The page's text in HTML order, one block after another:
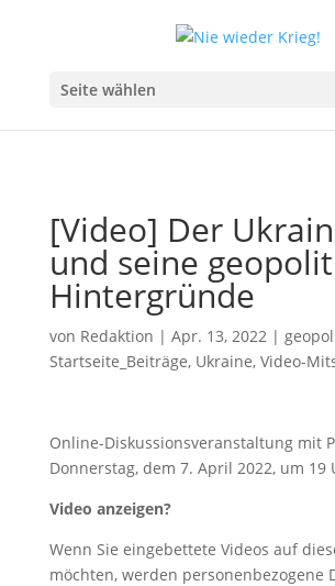
Seite wählen
[Video] Der
und seine
Hintergründe
von Redaktion | Apr. 13, 2022|
Startseite_Beiträge, Ukraine, Video-
Online-Diskussionsveranstaltung mit
Donnerstag, dem 7. April 2022, um 19
Video anzeigen?
Wenn Sie eingebettete Videos auf
möchten, werden personenbezogene